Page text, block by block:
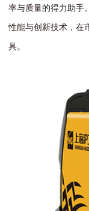
率与质量的得力助手
性能与创新技术，在
具。